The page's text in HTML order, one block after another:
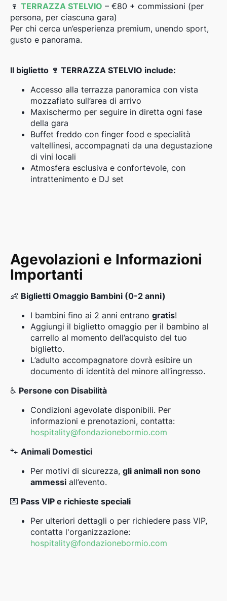
🍷 TERRAZZA STELVIO – €80 + commissioni (per
persona, per ciascuna gara)
Per chi cerca un’esperienza premium, unendo sport,
gusto e panorama.
Il biglietto 🍷 TERRAZZA STELVIO include:
Accesso alla terrazza panoramica con vista
mozzafiato sull’area di arrivo
Maxischermo per seguire in diretta ogni fase
della gara
Buffet freddo con finger food e specialità
valtellinesi, accompagnati da una degustazione
di vini locali
Atmosfera esclusiva e confortevole, con
intrattenimento e DJ set
Agevolazioni e Informazioni
Importanti
👶 Biglietti Omaggio Bambini (0-2 anni)
I bambini fino ai 2 anni entrano gratis!
Aggiungi il biglietto omaggio per il bambino al
carrello al momento dell’acquisto del tuo
biglietto.
L’adulto accompagnatore dovrà esibire un
documento di identità del minore all’ingresso.
♿ Persone con Disabilità
Condizioni agevolate disponibili. Per
informazioni e prenotazioni, contatta:
hospitality@fondazionebormio.com
🐾 Animali Domestici
Per motivi di sicurezza, gli animali non sono
ammessi all’evento.
💌 Pass VIP e richieste speciali
Per ulteriori dettagli o per richiedere pass VIP,
contatta l'organizzazione:
hospitality@fondazionebormio.com